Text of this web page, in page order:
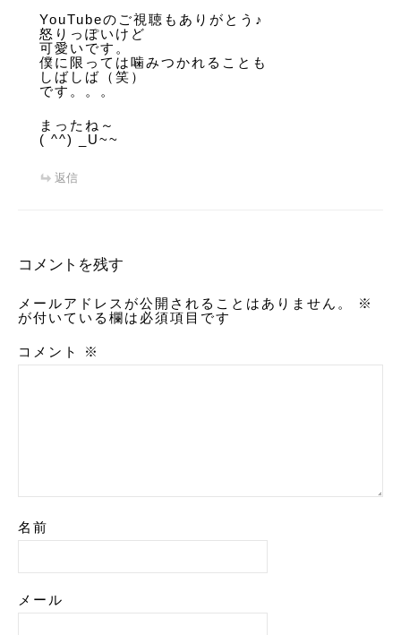
YouTubeのご視聴もありがとう♪
怒りっぽいけど
可愛いです。
僕に限っては噛みつかれることも
しばしば（笑）
です。。。
まったね～
( ^^) _U~~
返信
コメントを残す
メールアドレスが公開されることはありません。
※
が付いている欄は必須項目です
コメント ※
名前
メール